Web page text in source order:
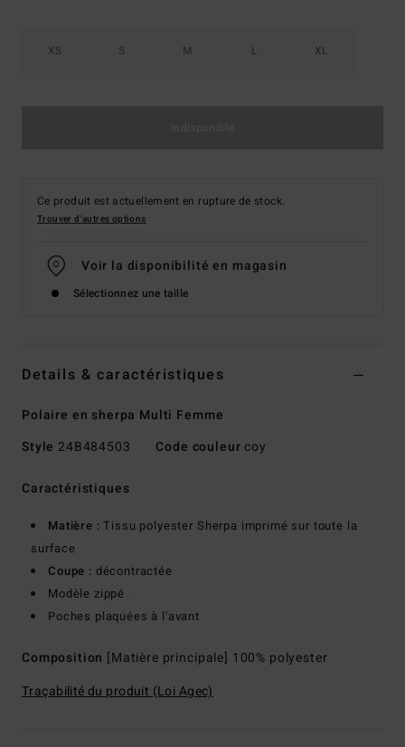
XS S M L XL
Ce produit est actuellement en rupture de stock.
Trouver d'autres options
Voir la disponibilité en magasin
Sélectionnez une taille
Details & caractéristiques
Polaire en sherpa Multi Femme
Style 24B484503 Code couleur coy
Caractéristiques
Matière : Tissu polyester Sherpa imprimé sur toute la
surface
Coupe : décontractée
Modèle zippé
Poches plaquées à l'avant
Composition [Matière principale] 100% polyester
Traçabilité du produit (Loi Agec)